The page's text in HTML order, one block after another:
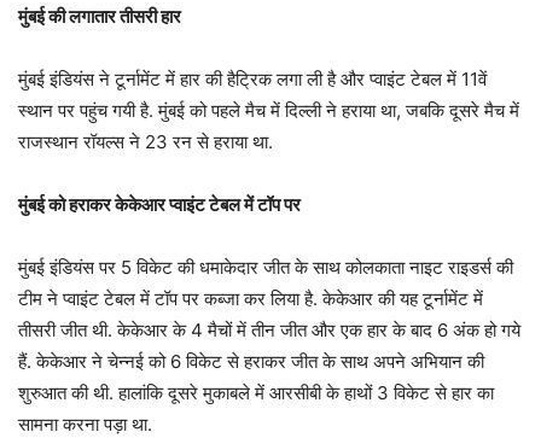
मुंबई की लगातार तीसरी हार
मुंबई इंडियंस ने टूर्नामेंट में हार की हैट्रिक लगा ली है और प्वाइंट टेबल में 11वें
स्थान पर पहुंच गयी है. मुंबई को पहले मैच में दिल्ली ने हराया था, जबकि दूसरे मैच में
राजस्थान रॉयल्स ने 23 रन से हराया था.
मुंबई को हराकर केकेआर प्वाइंट टेबल में टॉप पर
मुंबई इंडियंस पर 5 विकेट की धमाकेदार जीत के साथ कोलकाता नाइट राइडर्स की
टीम ने प्वाइंट टेबल में टॉप पर कब्जा कर लिया है. केकेआर की यह टूर्नामेंट में
तीसरी जीत थी. केकेआर के 4 मैचों में तीन जीत और एक हार के बाद 6 अंक हो गये
हैं. केकेआर ने चेन्नई को 6 विकेट से हराकर जीत के साथ अपने अभियान की
शुरुआत की थी. हालांकि दूसरे मुकाबले में आरसीबी के हाथों 3 विकेट से हार का
सामना करना पड़ा था.